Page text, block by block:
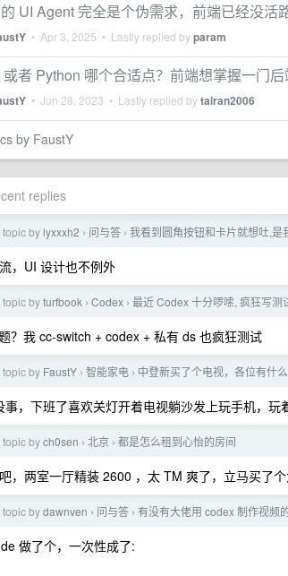
UI Agent 完全是个伪需求，前端已经没活
• Apr 3, 2025 • Lastly replied byparam
或者 Python 哪个合适点？前端想掌握一门
• Jun 28, 2023 • Lastly replied bytairan2006
by FaustY
replies
by lyxxxh2 › 问与答 › 我看到圆角按钮和卡片就想吐,是
，UI 设计也不例外
byturfbook › Codex › 最近 Codex 十分啰嗦, 疯狂写测
？我 cc-switch + codex + 私有 ds 也疯狂测试
by FaustY › 智能家电 › 中登新买了个电视，各位有什
事，下班了喜欢关灯开着电视躺沙发上玩手机，玩
bych0sen › 北京 › 都是怎么租到心怡的房间
，两室一厅精装 2600 ，太 TM 爽了，立马买了
bydawnven › 问与答 › 有没有大佬用 codex 制作视频
做了个，一次性成了: